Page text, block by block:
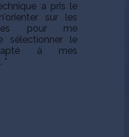
a pris le
sur les
pour me
sélectionner le
à mes
"